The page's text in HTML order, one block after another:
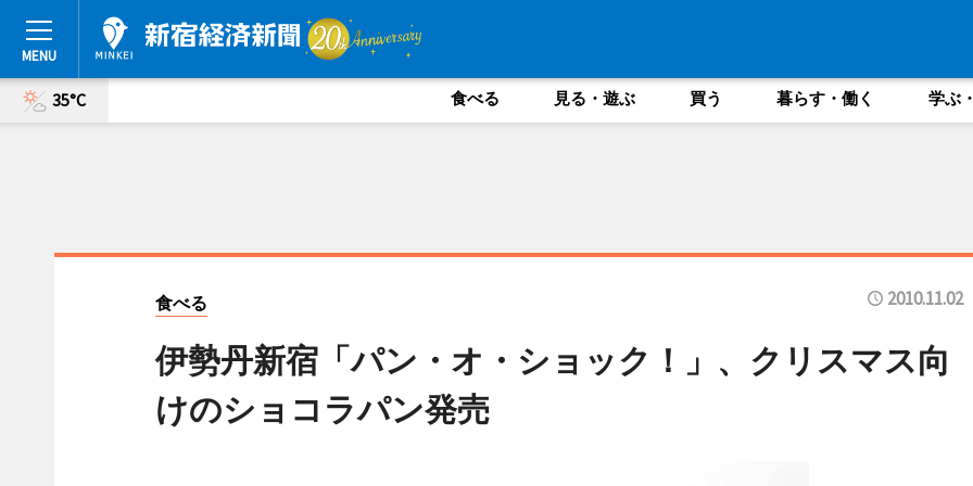
35°C 食べる 見る・遊ぶ 買う 暮らす・働く 学ぶ
食べる 2010.11.02
伊勢丹新宿「パン・オ・ショック！」、クリスマス向
けのショコラパン発売